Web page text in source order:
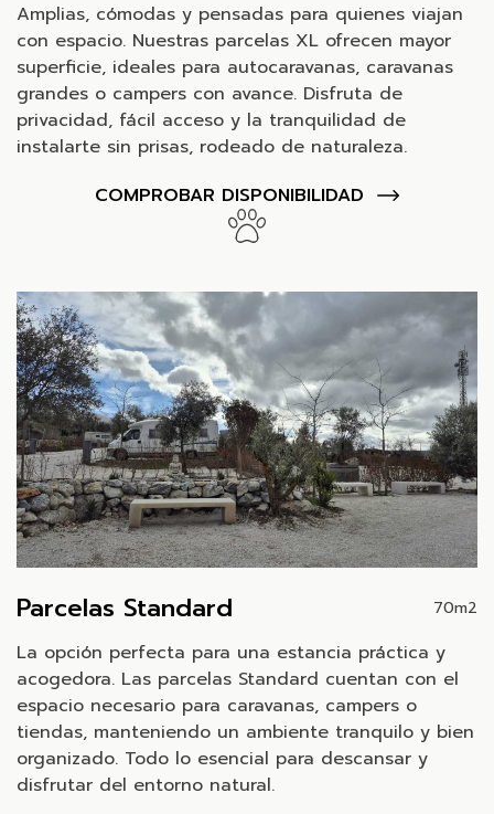
Amplias, cómodas y pensadas para quienes viajan
con espacio. Nuestras parcelas XL ofrecen mayor
superficie, ideales para autocaravanas, caravanas
grandes o campers con avance. Disfruta de
privacidad, fácil acceso y la tranquilidad de
instalarte sin prisas, rodeado de naturaleza.
COMPROBAR DISPONIBILIDAD
Parcelas Standard 70m2
La opción perfecta para una estancia práctica y
acogedora. Las parcelas Standard cuentan con el
espacio necesario para caravanas, campers o
tiendas, manteniendo un ambiente tranquilo y bien
organizado. Todo lo esencial para descansar y
disfrutar del entorno natural.